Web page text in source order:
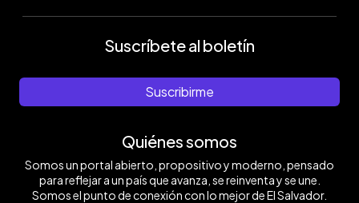
Suscríbete al boletín
Suscribirme
Quiénes somos
Somos un portal abierto, propositivo y moderno, pensado
para reflejar a un país que avanza, se reinventa y se une.
Somos el punto de conexión con lo mejor de El Salvador.